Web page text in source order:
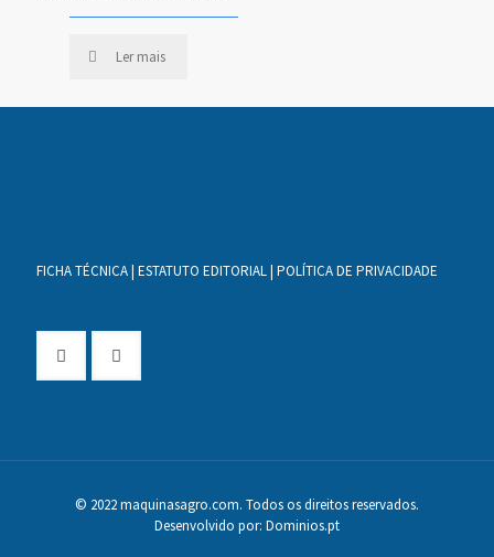
Ler mais
FICHA TÉCNICA| ESTATUTO EDITORIAL| POLÍTICA DE PRIVACIDADE
© 2022 maquinasagro.com. Todos os direitos reservados.
Desenvolvido por: Dominios.pt